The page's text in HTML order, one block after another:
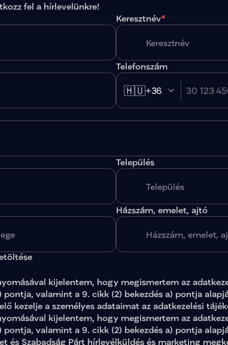
fel a hírlevelünkre!
Keresztnév*
Telefonszám
🇭🇺+36
Település
Házszám, emelet, ajtó
kijelentem, hogy megismertem az
pontja, valamint a 9. cikk (2) bekezdés a) pontja
kezelje a személyes adataimat az adatkezelési
kijelentem, hogy megismertem az
pontja, valamint a 9. cikk (2) bekezdés a) pontja
és Szabadság Párt hírlevélküldés és marketing